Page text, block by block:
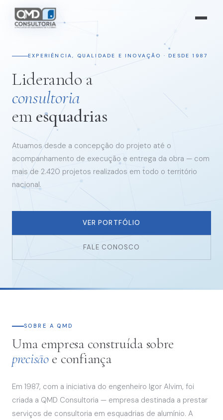
EXPERIÊNCIA, QUALIDADE E INOVAÇÃO · DESDE 1987
Liderando a
consultoria
emesquadrias
Atuamos desde a concepção do projeto até o
acompanhamento de execução e entrega da obra — com
mais de 2.420 projetos realizados em todo o território
nacional.
VER PORTFÓLIO
FALE CONOSCO
SOBRE A QMD
Uma empresa construída sobre
precisãoe confiança
Em 1987, com a iniciativa do engenheiro Igor Alvim, foi
criada a QMD Consultoria — empresa destinada a prestar
serviços de consultoria em esquadrias de alumínio. A